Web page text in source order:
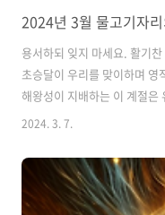
2024년 3월 물고기자
용서하되 잊지 마세요. 활기
초승달이 우리를 맞이하며
해왕성이 지배하는 이 계절
자리의 초승달이 각 황도대 별
직관과 정서적 저류를 표현하
한 존재 상태를 통해 흐르는
의식 상태에 굴복할수록 우리
2024. 3. 7.